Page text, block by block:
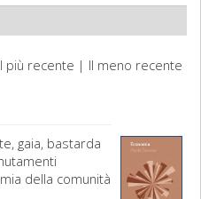
più recente | Il meno recente
gaia, bastarda
della comunità